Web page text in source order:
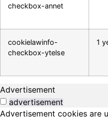
checkbox-annet
cookielawinfo-
checkbox-ytelse
1
Advertisement
advertisement
Advertisement cookies are